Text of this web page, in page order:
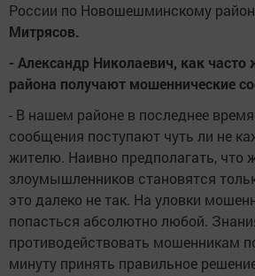
России по Новошешминскому
Митрясов.
- Александр Николаевич, как часто
района получают мошеннические
- В нашем районе в последнее
сообщения поступают чуть ли не
жителю. Наивно предполагать, что
злоумышленников становятся
это далеко не так. На уловки
попасться абсолютно любой.
противодействовать мошенникам
минуту принять правильное